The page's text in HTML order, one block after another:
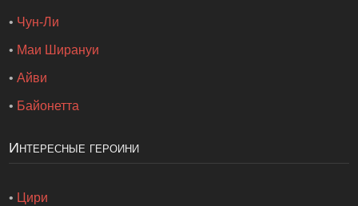
• Чун-Ли
• Маи Ширануи
•Айви
• Байонетта
Интересные героини
• Цири